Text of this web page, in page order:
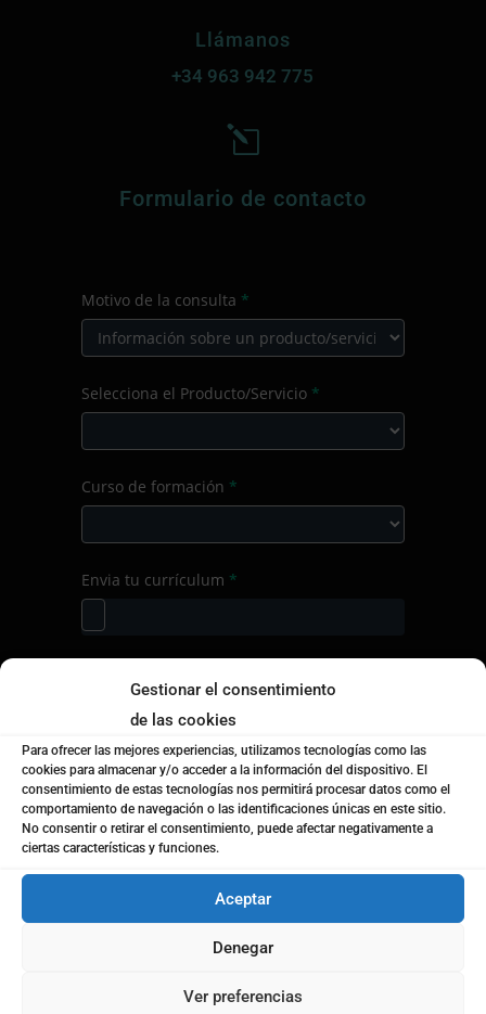
Gestionar el consentimiento
de las cookies
Para ofrecer las mejores experiencias, utilizamos tecnologías como las
cookies para almacenar y/o acceder a la información del dispositivo. El
consentimiento de estas tecnologías nos permitirá procesar datos como el
comportamiento de navegación o las identificaciones únicas en este sitio.
No consentir o retirar el consentimiento, puede afectar negativamente a
ciertas características y funciones.
Aceptar
Denegar
Ver preferencias
Llámanos
+34 963 942 775
l
Formulario de contacto
CONTACTO
PRINCIPAL
Motivo de la consulta *
de
Selecciona el Producto/Servicio *
Producto/Servicio
Curso de formación *
Envia tu currículum *
Apellidos
Email*